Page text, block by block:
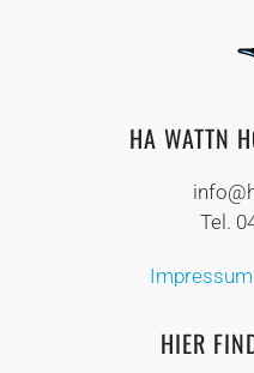
HIER
HA WATTN
Tel.
Impressum